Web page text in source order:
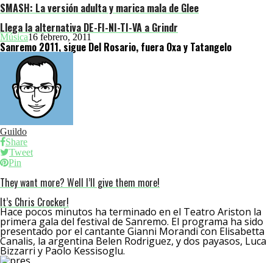
SMASH: La versión adulta y marica mala de Glee
Llega la alternativa DE-FI-NI-TI-VA a Grindr
Música16 febrero, 2011
Sanremo 2011, sigue Del Rosario, fuera Oxa y Tatangelo
Guildo
Share
Tweet
Pin
They want more? Well I’ll give them more!
It’s Chris Crocker!
Hace pocos minutos ha terminado en el Teatro Ariston la
primera gala del festival de Sanremo. El programa ha sido
presentado por el cantante Gianni Morandi con Elisabetta
Canalis, la argentina Belen Rodriguez, y dos payasos, Luca
Bizzarri y Paolo Kessisoglu.